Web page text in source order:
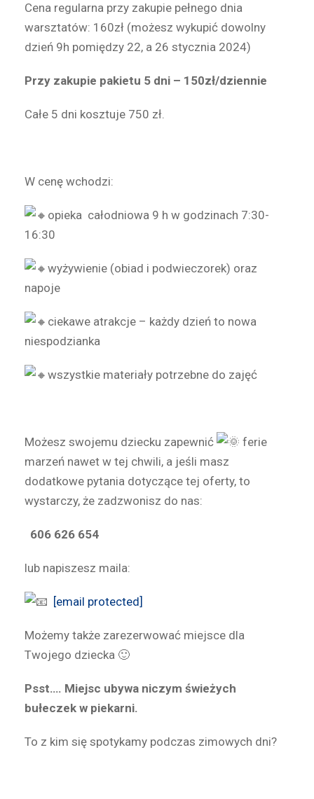
Cena regularna przy zakupie pełnego dnia
warsztatów: 160zł (możesz wykupić dowolny
dzień 9h pomiędzy 22, a 26 stycznia 2024)
Przy zakupie pakietu 5 dni – 150zł/dziennie
Całe 5 dni kosztuje 750 zł.
W cenę wchodzi:
opieka całodniowa 9 h w godzinach 7:30-
16:30
wyżywienie (obiad i podwieczorek) oraz
napoje
ciekawe atrakcje – każdy dzień to nowa
niespodzianka
wszystkie materiały potrzebne do zajęć
Możesz swojemu dziecku zapewnić
ferie
marzeń nawet w tej chwili, a jeśli masz
dodatkowe pytania dotyczące tej oferty, to
wystarczy, że zadzwonisz do nas:
606 626 654
lub napiszesz maila:
[email protected]
Możemy także zarezerwować miejsce dla
Twojego dziecka 🙂
Psst…. Miejsc ubywa niczym świeżych
bułeczek w piekarni.
To z kim się spotykamy podczas zimowych dni?